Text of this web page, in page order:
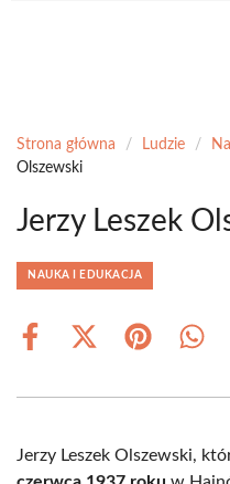
Strona główna / Ludzie /
Olszewski
Jerzy Leszek
NAUKA I EDUKACJA
Share
Share
(Twitter)
Share
Jerzy Leszek Olszewski,